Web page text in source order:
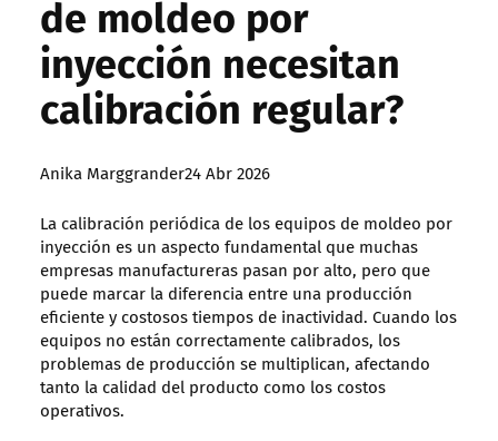
de moldeo por
inyección necesitan
calibración regular?
Posted
Anika Marggrander24 Abr 2026
La calibración periódica de los equipos de moldeo por
inyección es un aspecto fundamental que muchas
empresas manufactureras pasan por alto, pero que
puede marcar la diferencia entre una producción
eficiente y costosos tiempos de inactividad. Cuando los
equipos no están correctamente calibrados, los
problemas de producción se multiplican, afectando
tanto la calidad del producto como los costos
operativos.